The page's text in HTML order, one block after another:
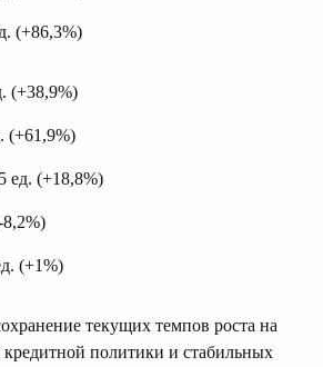
(+86,3%)
(+38,9%)
(+61,9%)
ед. (+18,8%)
(+1%)
текущих темпов роста на
политики и стабильных